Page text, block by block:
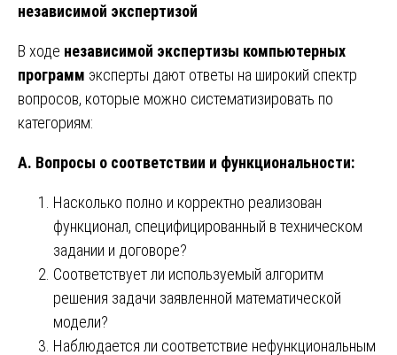
независимой экспертизой
В ходе независимой экспертизы компьютерных
программ эксперты дают ответы на широкий спектр
вопросов, которые можно систематизировать по
категориям:
А. Вопросы о соответствии и функциональности:
Насколько полно и корректно реализован
функционал, специфицированный в техническом
задании и договоре?
Соответствует ли используемый алгоритм
решения задачи заявленной математической
модели?
Наблюдается ли соответствие нефункциональным